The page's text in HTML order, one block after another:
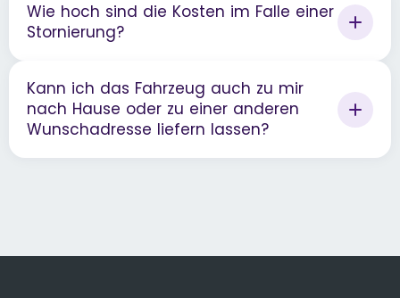
Wie hoch sind die Kosten im Falle einer
Stornierung?
Kann ich das Fahrzeug auch zu mir
nach Hause oder zu einer anderen
Wunschadresse liefern lassen?